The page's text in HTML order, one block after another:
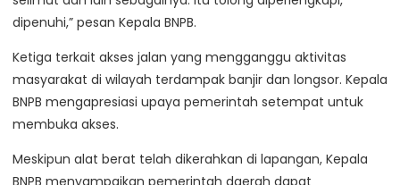
dipenuhi,” pesan Kepala BNPB.
Ketiga terkait akses jalan yang mengganggu aktivitas
masyarakat di wilayah terdampak banjir dan longsor. Kepala
BNPB mengapresiasi upaya pemerintah setempat untuk
membuka akses.
Meskipun alat berat telah dikerahkan di lapangan, Kepala
BNPB menyampaikan pemerintah daerah dapat